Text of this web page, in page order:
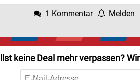
1 Kommentar Melden
keine Deal mehr verpassen?